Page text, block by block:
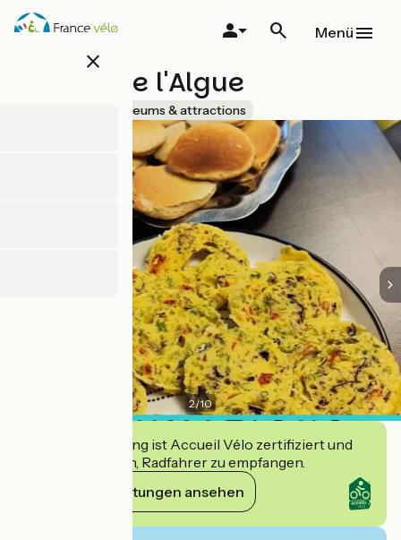
Direkt
zum
close
Menü
Maison de l'Algue
Museums & attractions
2/10
Diese Einrichtung ist Accueil Vélo zertifiziert und
verpflichtet sich, Radfahrer zu empfangen.
Ihre Verpflichtungen ansehen